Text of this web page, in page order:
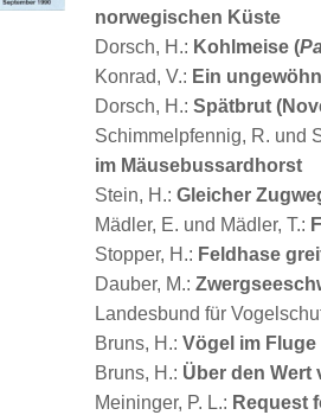
norwegischen Küste
Dorsch, H.: Kohlmeise (
Konrad, V.: Ein
Dorsch, H.: Spätbrut
Schimmelpfennig, R. und
im Mäusebussardhorst
Stein, H.: Gleicher
Mädler, E. und Mädler, T.:
Stopper, H.: Feldhase
Dauber, M.:
Landesbund für
Bruns, H.: Vögel im Fluge
Bruns, H.: Über den
Meininger, P. L.: Request